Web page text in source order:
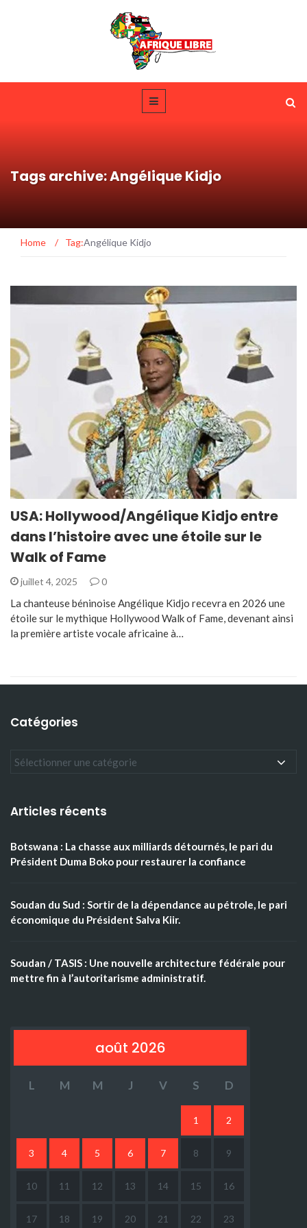
Tags archive: Angélique Kidjo
Home / Tag:Angélique Kidjo
USA: Hollywood/Angélique Kidjo entre
dans l’histoire avec une étoile sur le
Walk of Fame
juillet 4, 2025 0
La chanteuse béninoise Angélique Kidjo recevra en 2026 une
étoile sur le mythique Hollywood Walk of Fame, devenant ainsi
la première artiste vocale africaine à…
Catégories
Articles récents
Botswana : La chasse aux milliards détournés, le pari du
Président Duma Boko pour restaurer la confiance
Soudan du Sud : Sortir de la dépendance au pétrole, le pari
économique du Président Salva Kiir.
Soudan / TASIS : Une nouvelle architecture fédérale pour
mettre fin à l’autoritarisme administratif.
août 2026
L M M J V S D
1 2
3 4 5 6 7 8 9
10 11 12 13 14 15 16
17 18 19 20 21 22 23